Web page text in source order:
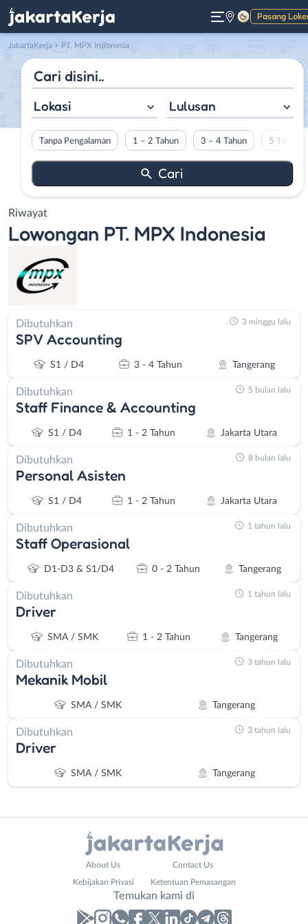
Pasang
Gelap
JakartaKerja > PT. MPX Indonesia
Lokasi Lulusan
Tanpa Pengalaman 1 – 2 Tahun 3 – 4 Tahun 5 Tahun
Riwayat
Lowongan PT. MPX Indonesia
Dibutuhkan
SPV Accounting
S1 / D4 3 - 4 Tahun Tangerang
3 minggu lalu
Dibutuhkan
Staff Finance & Accounting
S1 / D4 1 - 2 Tahun Jakarta Utara
5 bulan lalu
Dibutuhkan
Personal Asisten
S1 / D4 1 - 2 Tahun Jakarta Utara
8 bulan lalu
Dibutuhkan
Staff Operasional
D1-D3 & S1/D4 0 - 2 Tahun Tangerang
1 tahun lalu
Dibutuhkan
Driver
SMA / SMK 1 - 2 Tahun Tangerang
1 tahun lalu
Dibutuhkan
Mekanik Mobil
SMA / SMK Tangerang
3 tahun lalu
Dibutuhkan
Driver
SMA / SMK Tangerang
3 tahun lalu
About Us Contact Us
Kebijakan Privasi Ketentuan Pemasangan
Temukan kami di